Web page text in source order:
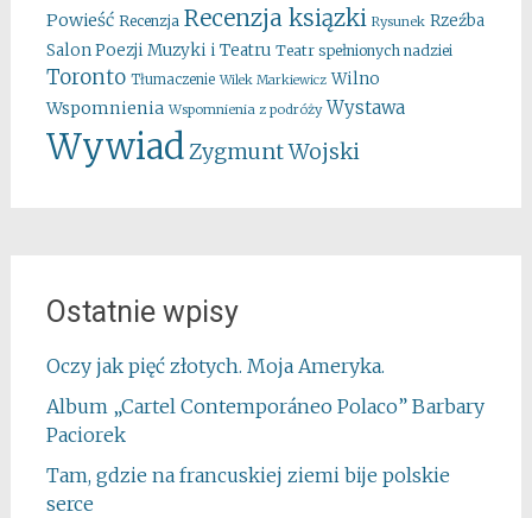
Powieść Recenzja Recenzja ksiązki Rysunek Rzeźba
Salon Poezji Muzyki i Teatru Teatr spełnionych nadziei
Toronto Tłumaczenie Wilek Markiewicz Wilno
Wspomnienia Wspomnienia z podróży Wystawa
WywiadZygmunt Wojski
Ostatnie wpisy
Oczy jak pięć złotych. Moja Ameryka.
Album „Cartel Contemporáneo Polaco” Barbary
Paciorek
Tam, gdzie na francuskiej ziemi bije polskie
serce